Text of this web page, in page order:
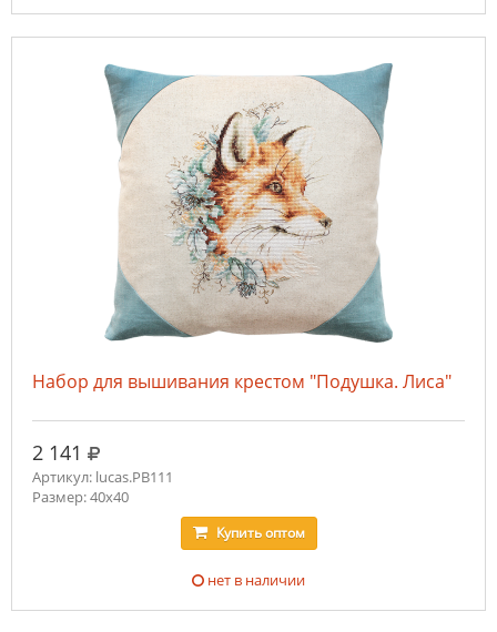
Набор для вышивания крестом "Подушка. Лиса"
2 141 руб.
Артикул: lucas.PB111
Размер: 40x40
Купитьоптом
нет в наличии